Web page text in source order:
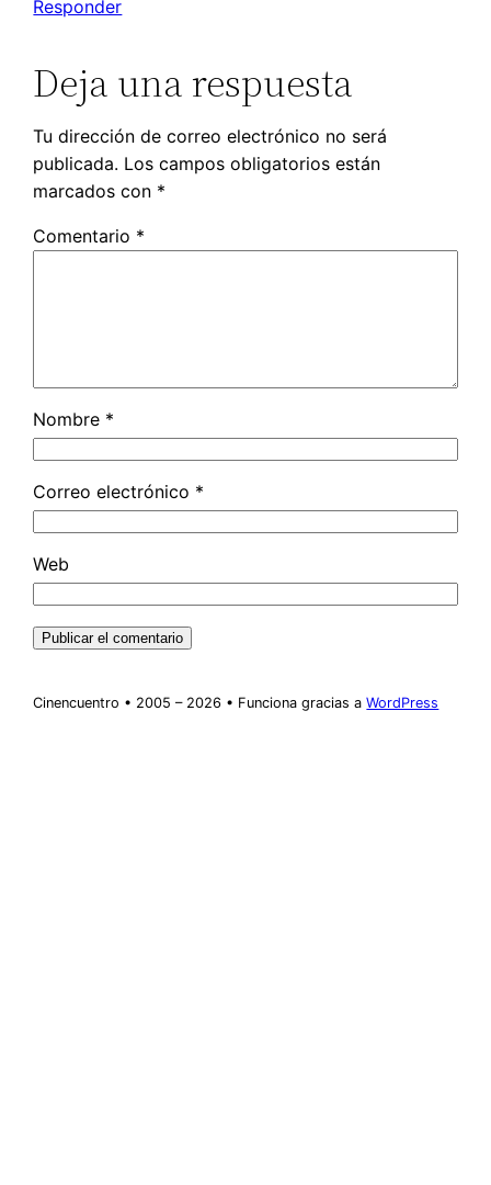
Responder
Deja una respuesta
Tu dirección de correo electrónico no será
publicada. Los campos obligatorios están
marcados con *
Comentario *
Nombre *
Correo electrónico *
Web
Cinencuentro • 2005 – 2026 • Funciona gracias aWordPress